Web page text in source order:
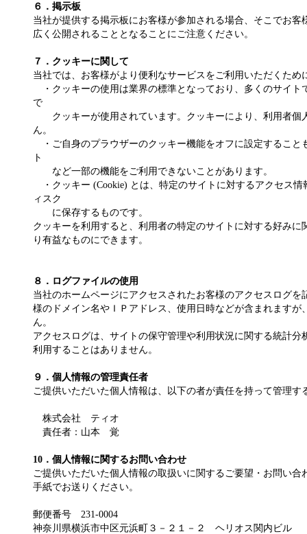
６．掲示板
当社が提供する掲示板にお客様が参加される場合、そこでお
広く公開されることとなることにご注意ください。
７．クッキーに関して
当社では、お客様がより便利なサービスをご利用いただくため
・クッキーの使用は業界の標準となっており、多くのサイト
で
クッキーが使用されています。クッキーにより、利用者個
ん。
・ご自身のプラウザーのクッキー機能をオフに設定すること
ト
など一部の機能をご利用できないことがあります。
・クッキー (Cookie) とは、特定のサイトに対するアクセス
ィスク
に保存するものです。
クッキーを利用すると、利用者の特定のサイトに対する好み
り有益なものにできます。
８．ログファイルの使用
当社のホームページにアクセスされたお客様のアクセスログ
様のドメイン名やＩＰアドレス、使用日時などが含まれます
ん。
アクセスログは、サイトの保守管理や利用状況に関する統計
利用することはありません。
９．個人情報の管理責任者
ご提供いただいた個人情報は、以下の者が責任を持って管理す
株式会社 ティオ
責任者：山本 覚
10．個人情報に関するお問い合わせ
ご提供いただいた個人情報の取扱いに関するご要望・お問い
手紙でお送りください。
郵便番号 231-0004
神奈川県横浜市中区元浜町３－２１－２ ヘリオス関内ビル